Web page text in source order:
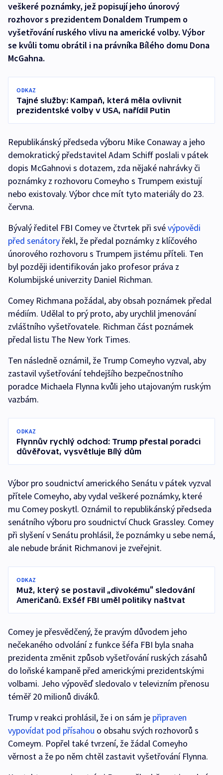
veškeré poznámky, jež popisují jeho únorový
rozhovor s prezidentem Donaldem Trumpem o
vyšetřování ruského vlivu na americké volby. Výbor
se kvůli tomu obrátil i na právníka Bílého domu Dona
McGahna.
ODKAZ
Tajné služby: Kampaň, která měla ovlivnit
prezidentské volby v USA, nařídil Putin
Republikánský předseda výboru Mike Conaway a jeho
demokratický představitel Adam Schiff poslali v pátek
dopis McGahnovi s dotazem, zda nějaké nahrávky či
poznámky z rozhovoru Comeyho s Trumpem existují
nebo existovaly. Výbor chce mít tyto materiály do 23.
června.
Bývalý ředitel FBI Comey ve čtvrtek při svévýpovědi
před senátory řekl, že předal poznámky z klíčového
únorového rozhovoru s Trumpem jistému příteli. Ten
byl později identifikován jako profesor práva z
Kolumbijské univerzity Daniel Richman.
Comey Richmana požádal, aby obsah poznámek předal
médiím. Udělal to prý proto, aby urychlil jmenování
zvláštního vyšetřovatele. Richman část poznámek
předal listu The New York Times.
Ten následně oznámil, že Trump Comeyho vyzval, aby
zastavil vyšetřování tehdejšího bezpečnostního
poradce Michaela Flynna kvůli jeho utajovaným ruským
vazbám.
ODKAZ
Flynnův rychlý odchod: Trump přestal poradci
důvěřovat, vysvětluje Bílý dům
Výbor pro soudnictví amerického Senátu v pátek vyzval
přítele Comeyho, aby vydal veškeré poznámky, které
mu Comey poskytl. Oznámil to republikánský předseda
senátního výboru pro soudnictví Chuck Grassley. Comey
při slyšení v Senátu prohlásil, že poznámky u sebe nemá,
ale nebude bránit Richmanovi je zveřejnit.
ODKAZ
Muž, který se postavil „divokému“ sledování
Američanů. Exšéf FBI uměl politiky naštvat
Comey je přesvědčený, že pravým důvodem jeho
nečekaného odvolání z funkce šéfa FBI byla snaha
prezidenta změnit způsob vyšetřování ruských zásahů
do loňské kampaně před americkými prezidentskými
volbami. Jeho výpověď sledovalo v televizním přenosu
téměř 20 milionů diváků.
Trump v reakci prohlásil, že i on sám je připraven
vypovídat pod přísahou o obsahu svých rozhovorů s
Comeym. Popřel také tvrzení, že žádal Comeyho
věrnost a že po něm chtěl zastavit vyšetřování Flynna.